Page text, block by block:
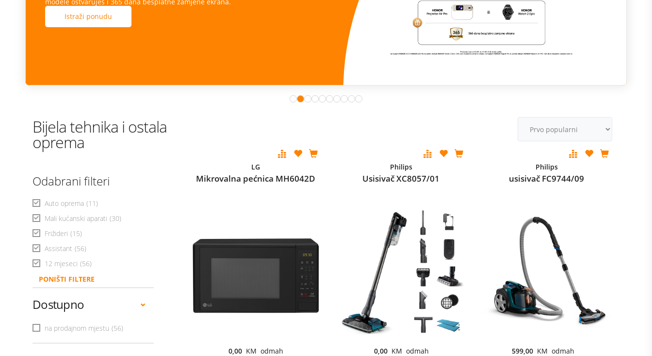
Istraži ponudu
Bijela tehnika i ostala
oprema
Odabrani filteri
Auto oprema (11)
Mali kućanski aparati (30)
Frižideri (15)
Assistant (56)
12 mjeseci (56)
PONIŠTI FILTERE
Dostupno
na prodajnom mjestu (56)
LG
Mikrovalna pećnica MH6042D
0,00 KM odmah
Philips
Usisivač XC8057/01
0,00 KM odmah
Philips
usisivač FC9744/09
599,00 KM odmah